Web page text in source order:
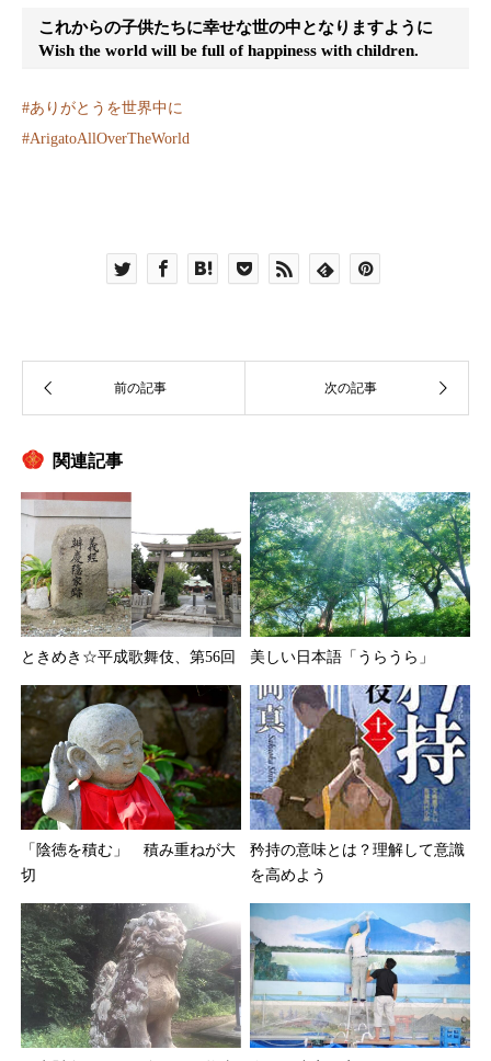
これからの子供たちに幸せな世の中となりますように
Wish the world will be full of happiness with children.
#ありがとうを世界中に
#ArigatoAllOverTheWorld
関連記事
ときめき☆平成歌舞伎、第56回 美しい日本語「うらうら」
「陰徳を積む」 積み重ねが大
切
矜持の意味とは？理解して意識
を高めよう